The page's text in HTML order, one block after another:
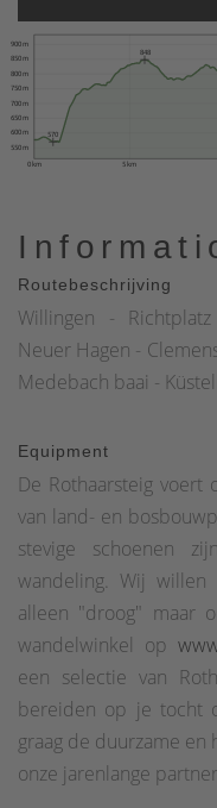
0 km 5 km
550 m
600 m
650 m
700 m
750 m
800 m
850 m
900 m
570
848
Routebeschrijving
Willingen -
Neuer Hagen -
Medebach baai -
Equipment
De Rothaarsteig
van land- en
stevige schoenen
wandeling. Wij
alleen "droog" maar
wandelwinkel op
een selectie van
bereiden op je tocht
graag de duurzame en
onze jarenlange partner